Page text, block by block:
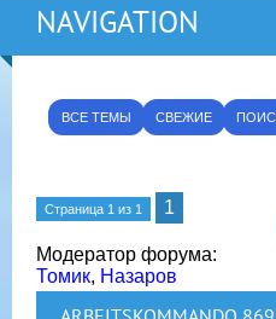
NAVIGATION
ВСЕ ТЕМЫ СВЕЖИЕ
Страница 1 из 1 1
Модератор форума:
Томик, Назаров